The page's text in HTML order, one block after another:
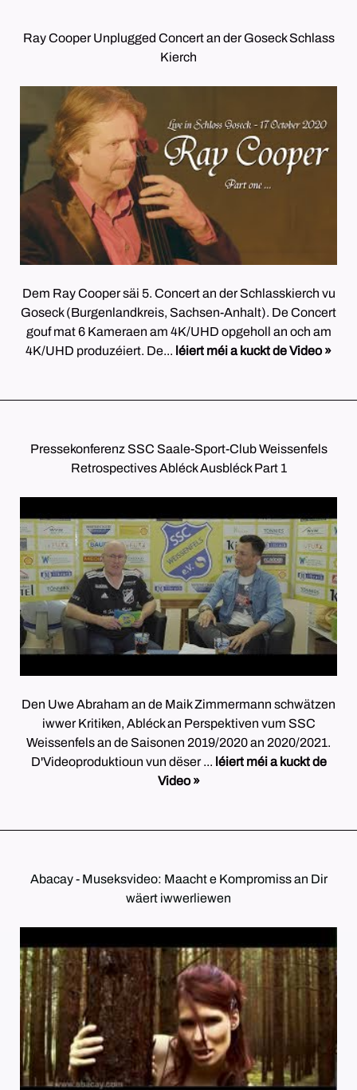
Ray Cooper Unplugged Concert an der Goseck Schlass
Kierch
Dem Ray Cooper säi 5. Concert an der Schlasskierch vu
Goseck (Burgenlandkreis, Sachsen-Anhalt). De Concert
gouf mat 6 Kameraen am 4K/UHD opgeholl an och am
4K/UHD produzéiert. De... léiert méi a kuckt de Video »
Pressekonferenz SSC Saale-Sport-Club Weissenfels
Retrospectives Abléck Ausbléck Part 1
Den Uwe Abraham an de Maik Zimmermann schwätzen
iwwer Kritiken, Abléck an Perspektiven vum SSC
Weissenfels an de Saisonen 2019/2020 an 2020/2021.
D'Videoproduktioun vun dëser ... léiert méi a kuckt de
Video »
Abacay - Museksvideo: Maacht e Kompromiss an Dir
wäert iwwerliewen